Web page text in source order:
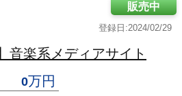
登録日:2024/02/29
販売中
音楽系メディアサイト
0万円